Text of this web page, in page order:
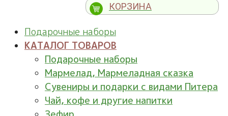
КОРЗИНА
Подарочные наборы
КАТАЛОГ ТОВАРОВ
Подарочные наборы
Мармелад, Мармеладная сказка
Сувениры и подарки с видами Питера
Чай, кофе и другие напитки